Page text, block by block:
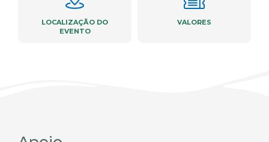
LOCALIZAÇÃO DO
EVENTO
VALORES